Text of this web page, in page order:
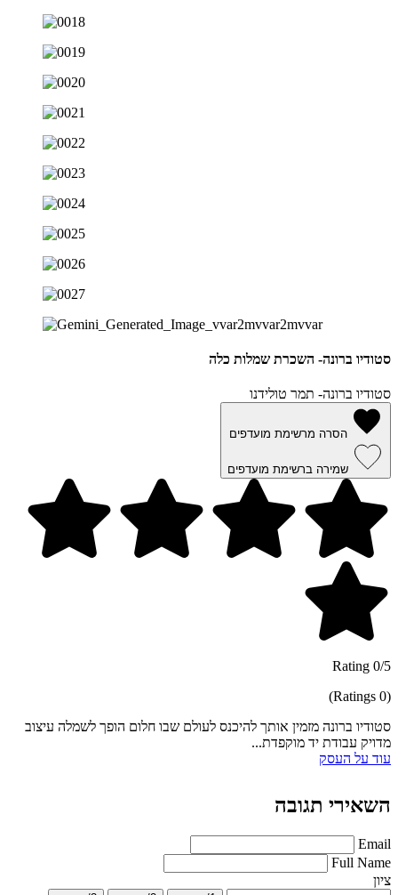
סטודיו ברונה- השכרת שמלות כלה
סטודיו ברונה- תמר טולידנו
הסרה מרשימת מועדפים
שמירה ברשימת מועדפים
0/5 Rating
(0 Ratings)
סטודיו ברונה מזמין אותך להיכנס לעולם שבו חלום הופך לשמלה עיצוב
מדויק עבודת יד מוקפדת...
עוד על העסק
השאירי תגובה
Email
Full Name
ציון